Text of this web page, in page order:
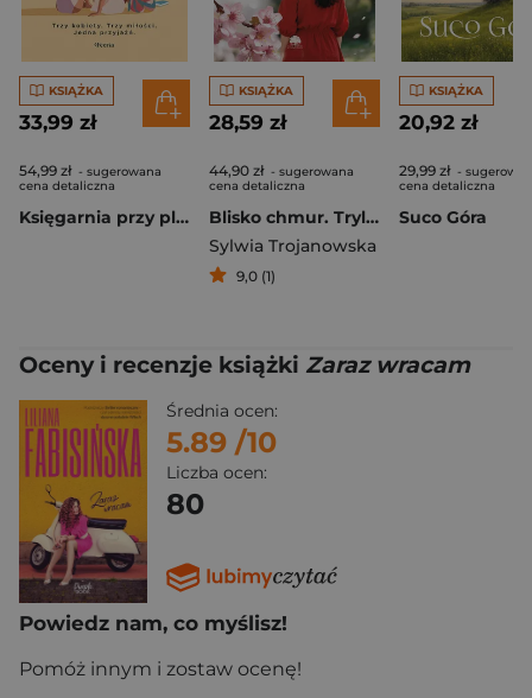
KSIĄŻKA
33,99 zł
54,99 zł - sugerowana
cena detaliczna
Księgarnia przy plaży. Trzy kobiety. Trzy miłości. Jedna przyjaźń
KSIĄŻKA
28,59 zł
44,90 zł - sugerowana
cena detaliczna
Blisko chmur. Trylogia Szkoła Latania. Tom 2
Sylwia Trojanowska
9,0 (1)
KSIĄŻKA
20,92 zł
29,99 zł -
cena detaliczna
Suco Góra
Oceny i recenzje książki Zaraz wracam
Średnia ocen:
5.89 /10
Liczba ocen:
80
Powiedz nam, co myślisz!
Pomóż innym i zostaw ocenę!